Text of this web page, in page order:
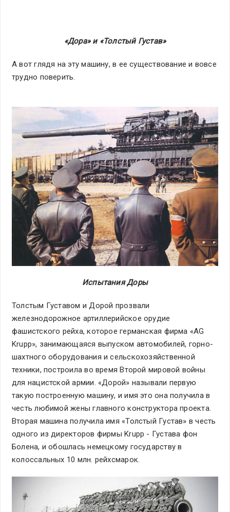
«Дора» и «Толстый Густав»
А вот глядя на эту машину, в ее существование и вовсе
трудно поверить.
Испытания Доры
Толстым Густавом и Дорой прозвали
железнодорожное артиллерийское орудие
фашистского рейха, которое германская фирма «AG
Krupp», занимающаяся выпуском автомобилей, горно-
шахтного оборудования и сельскохозяйственной
техники, построила во время Второй мировой войны
для нацистской армии. «Дорой» называли первую
такую построенную машину, и имя это она получила в
честь любимой жены главного конструктора проекта.
Вторая машина получила имя «Толстый Густав» в честь
одного из директоров фирмы Krupp - Густава фон
Болена, и обошлась немецкому государству в
колоссальных 10 млн. рейхсмарок.